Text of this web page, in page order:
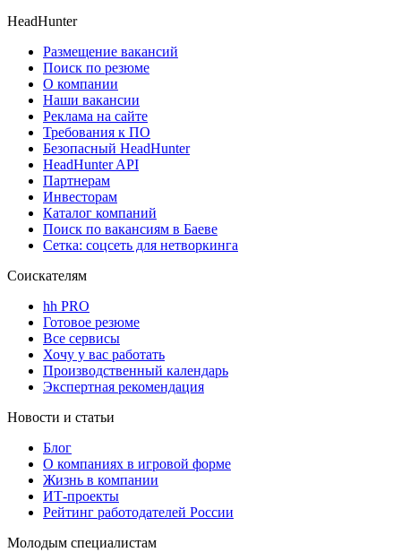
HeadHunter
Размещение вакансий
Поиск по резюме
О компании
Наши вакансии
Реклама на сайте
Требования к ПО
Безопасный HeadHunter
HeadHunter API
Партнерам
Инвесторам
Каталог компаний
Поиск по вакансиям в Баеве
Сетка: соцсеть для нетворкинга
Соискателям
hh PRO
Готовое резюме
Все сервисы
Хочу у вас работать
Производственный календарь
Экспертная рекомендация
Новости и статьи
Блог
О компаниях в игровой форме
Жизнь в компании
ИТ-проекты
Рейтинг работодателей России
Молодым специалистам